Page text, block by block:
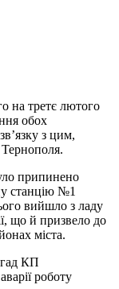
на третє лютого
обох
з цим,
припинено
станцію №1
вийшло з ладу
що й призвело до
міста.
КП
роботу